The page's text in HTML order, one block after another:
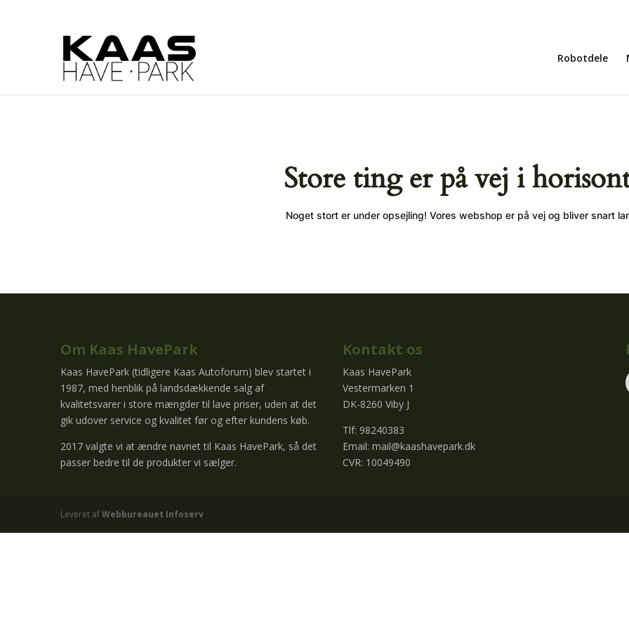
Robotdele
Store ting er på vej i
Noget stort er under opsejling! Vores webshop er på vej og bliver snart
Om Kaas HavePark
Kaas HavePark (tidligere Kaas Autoforum) blev startet i
1987, med henblik på landsdækkende salg af
kvalitetsvarer i store mængder til lave priser, uden at det
gik udover service og kvalitet før og efter kundens køb.
2017 valgte vi at ændre navnet til Kaas HavePark, så det
passer bedre til de produkter vi sælger.
Kontakt os
Kaas HavePark
Vestermarken 1
DK-8260 Viby J
Tlf: 98240383
Email:mail@kaashavepark.dk
CVR: 10049490
Leveret afWebbureauet Infoserv